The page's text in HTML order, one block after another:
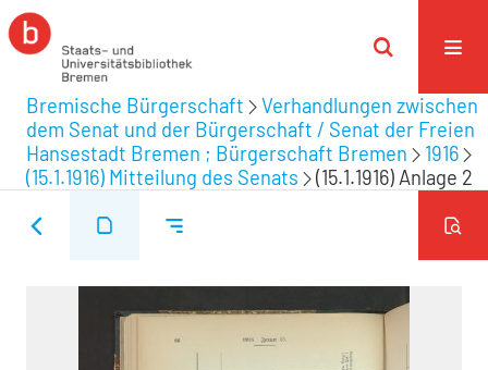
Bremische Bürgerschaft
Verhandlungen zwischen
dem Senat und der Bürgerschaft / Senat der Freien
Hansestadt Bremen ; Bürgerschaft Bremen
1916
(15.1.1916) Mitteilung des Senats
(15.1.1916) Anlage 2